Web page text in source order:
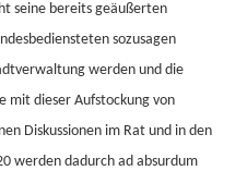
seine bereits geäußerten
sozusagen
werden und die
mit dieser Aufstockung von
Diskussionen im Rat und in den
werden dadurch ad absurdum